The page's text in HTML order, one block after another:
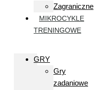
Zagraniczne
MIKROCYKLE
TRENINGOWE
GRY
Gry
zadaniowe